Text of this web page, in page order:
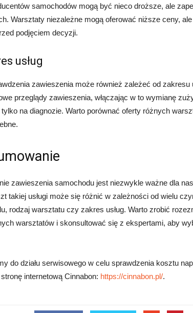
samochodów mogą być nieco droższe, ale
Warsztaty niezależne mogą oferować niższe ceny,
podjęciem decyzji.
usług
zawieszenia może również zależeć od zakresu
przeglądy zawieszenia, włączając w to wymianę
na diagnozie. Warto porównać oferty różnych
zawieszenia samochodu jest niezwykle ważne dla
takiej usługi może się różnić w zależności od wielu
rodzaj warsztatu czy zakres usług. Warto zrobić
warsztatów i skonsultować się z ekspertami, aby
do działu serwisowego w celu sprawdzenia kosztu
internetową Cinnabon: https://cinnabon.pl/.